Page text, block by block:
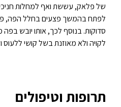
של פלאק, עששת ואף למחלות
לפתח בהמשך פצעים בחלל הפה,
סדוקות. בנוסף לכך, אותו יובש בפה
לקויה ולא מאוזנת בשל קושי ללעוס
תרופות וטיפולים